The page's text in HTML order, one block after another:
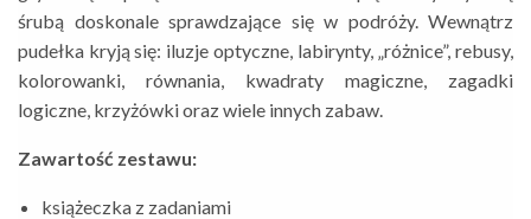
śrubą doskonale sprawdzające się w podróży. Wewnątrz
pudełka kryją się: iluzje optyczne, labirynty, „różnice”, rebusy,
kolorowanki, równania, kwadraty magiczne, zagadki
logiczne, krzyżówki oraz wiele innych zabaw.
Zawartość zestawu:
książeczka z zadaniami